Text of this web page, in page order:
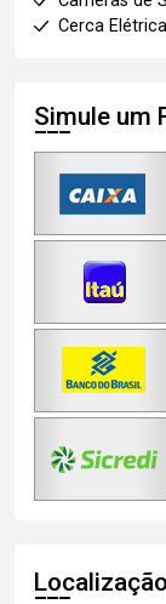
Cerca Elétrica
Simule um